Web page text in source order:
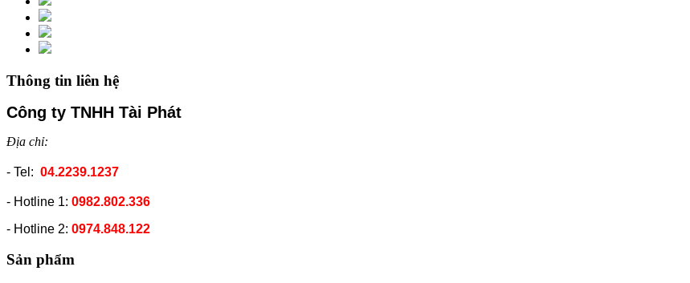
Thông tin liên hệ
Công ty TNHH Tài Phát
Địa chỉ:
- Tel: 04.2239.1237
- Hotline 1: 0982.802.336
- Hotline 2: 0974.848.122
Sản phẩm